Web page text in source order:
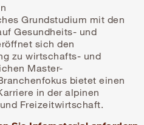
Grundstudium mit den
Gesundheits- und
sich den
zu wirtschafts- und
Master-
bietet einen
in der alpinen
Freizeitwirtschaft.